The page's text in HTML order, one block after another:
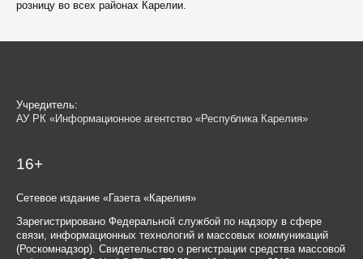
розницу во всех районах Карелии.
Учредитель:
АУ РК «Информационное агентство «Республика Карелия»
16+
Сетевое издание «Газета «Карелия»
Зарегистрировано Федеральной службой по надзору в сфере
связи, информационных технологий и массовых коммуникаций
(Роскомнадзор). Свидетельство о регистрации средства массовой